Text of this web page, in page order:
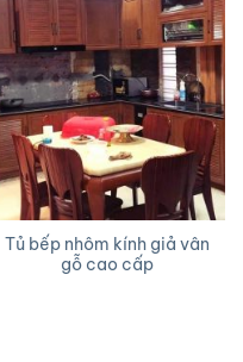
Tủ bếp nhôm kính giả vân
gỗ cao cấp